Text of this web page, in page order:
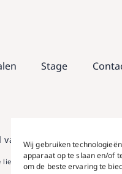
Wij gebruiken
apparaat op te slaan en/of
om de beste ervaring te
Stage
wijzigingen of
liefdevolle amateur fotografen.